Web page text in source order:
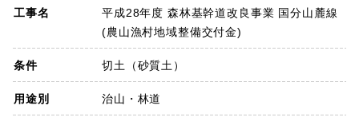
会社概要
お知らせ
工事名
平成28年度 森林基幹道改良事業 国分山麓線
(農山漁村地域整備交付金)
条件 切土（砂質土）
用途別 治山・林道